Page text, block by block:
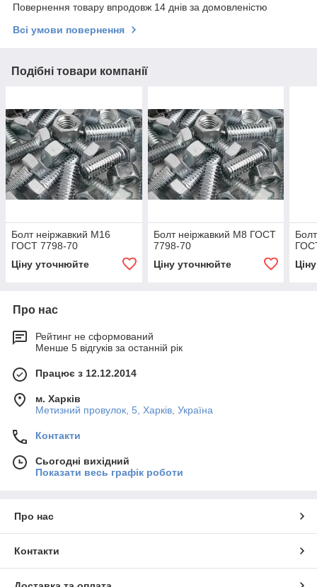
Повернення товару впродовж 14 днів за домовленістю
Всі умови повернення
Подібні товари компанії
Болт неіржавкий М16
ГОСТ 7798-70
Ціну уточнюйте
Болт неіржавкий М8 ГОСТ
7798-70
Ціну уточнюйте
Про нас
Рейтинг не сформований
Менше 5 відгуків за останній рік
Працює з 12.12.2014
м. Харків
Метизний провулок, 5, Харків, Україна
Контакти
Сьогодні вихідний
Показати весь графік роботи
Про нас
Контакти